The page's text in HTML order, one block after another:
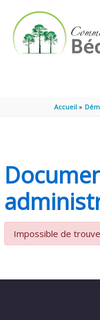
Accueil
Impossible de